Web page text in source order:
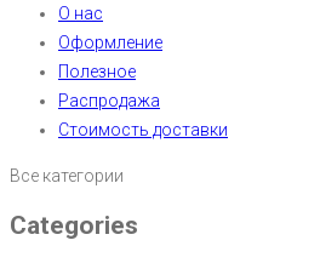
О нас
Оформление
Полезное
Распродажа
Стоимость доставки
Все категории
Categories